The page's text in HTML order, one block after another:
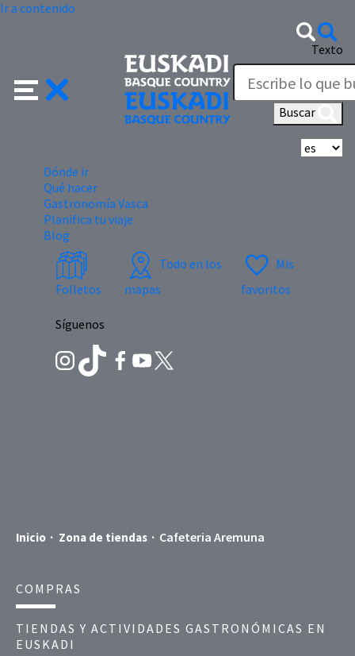
Ir a contenido
Texto
Buscar
Dónde ir
Qué hacer
Gastronomía Vasca
Planifica tu viaje
Blog
Folletos
Todo en los
mapas
Mis
favoritos
Síguenos
Inicio Zona de tiendas Cafeteria Aremuna
COMPRAS
TIENDAS Y ACTIVIDADES GASTRONÓMICAS EN
EUSKADI